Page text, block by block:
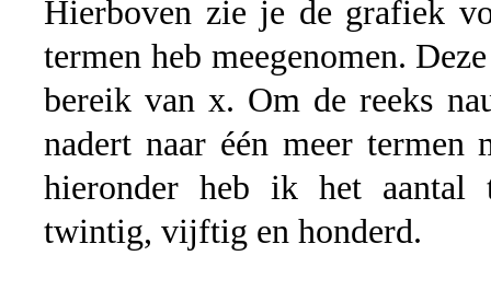
Hierboven zie je de grafiek
termen heb meegenomen.
bereik van x. Om de reeks
nadert naar één meer termen
hieronder heb ik het aantal
twintig, vijftig en honderd.